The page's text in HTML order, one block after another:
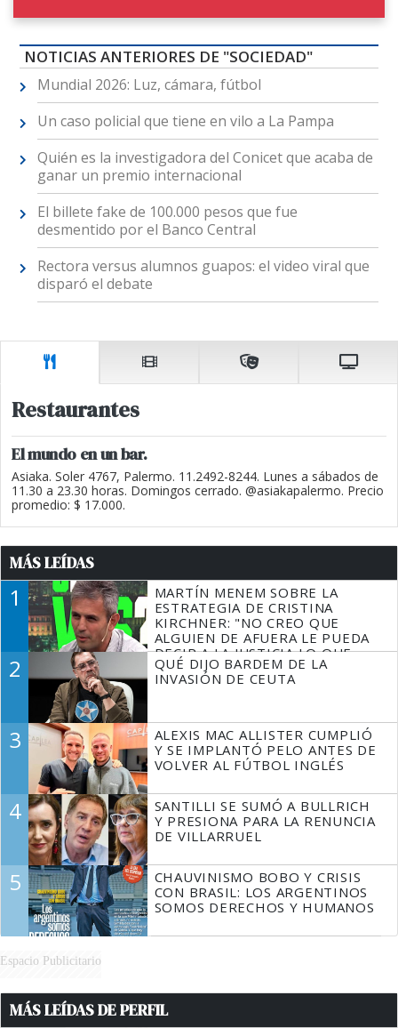
NOTICIAS ANTERIORES DE "SOCIEDAD"
Mundial 2026: Luz, cámara, fútbol
Un caso policial que tiene en vilo a La Pampa
Quién es la investigadora del Conicet que acaba de
ganar un premio internacional
El billete fake de 100.000 pesos que fue
desmentido por el Banco Central
Rectora versus alumnos guapos: el video viral que
disparó el debate
Restaurantes
El mundo en un bar.
Asiaka. Soler 4767, Palermo. 11.2492-8244. Lunes a sábados de
11.30 a 23.30 horas. Domingos cerrado. @asiakapalermo. Precio
promedio: $ 17.000.
MÁS LEÍDAS
1
MARTÍN MENEM SOBRE LA
ESTRATEGIA DE CRISTINA
KIRCHNER: "NO CREO QUE
ALGUIEN DE AFUERA LE PUEDA
DECIR A LA JUSTICIA LO QUE
TIENE QUE HACER"
2
QUÉ DIJO BARDEM DE LA
INVASIÓN DE CEUTA
3
ALEXIS MAC ALLISTER CUMPLIÓ
Y SE IMPLANTÓ PELO ANTES DE
VOLVER AL FÚTBOL INGLÉS
4
SANTILLI SE SUMÓ A BULLRICH
Y PRESIONA PARA LA RENUNCIA
DE VILLARRUEL
5
CHAUVINISMO BOBO Y CRISIS
CON BRASIL: LOS ARGENTINOS
SOMOS DERECHOS Y HUMANOS
Espacio Publicitario
MÁS LEÍDAS DE PERFIL